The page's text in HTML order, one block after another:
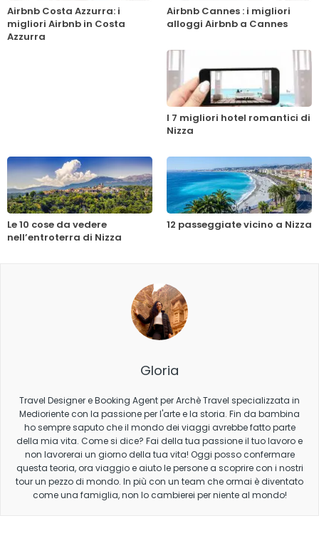
Airbnb Costa Azzurra: i
migliori Airbnb in Costa
Azzurra
Airbnb Cannes : i migliori
alloggi Airbnb a Cannes
I 7 migliori hotel romantici di
Nizza
Le 10 cose da vedere
nell’entroterra di Nizza
12 passeggiate vicino a Nizza
Gloria
Travel Designer e Booking Agent per Archè Travel specializzata in
Medioriente con la passione per l'arte e la storia. Fin da bambina
ho sempre saputo che il mondo dei viaggi avrebbe fatto parte
della mia vita. Come si dice? Fai della tua passione il tuo lavoro e
non lavorerai un giorno della tua vita! Oggi posso confermare
questa teoria, ora viaggio e aiuto le persone a scoprire con i nostri
tour un pezzo di mondo. In più con un team che ormai è diventato
come una famiglia, non lo cambierei per niente al mondo!